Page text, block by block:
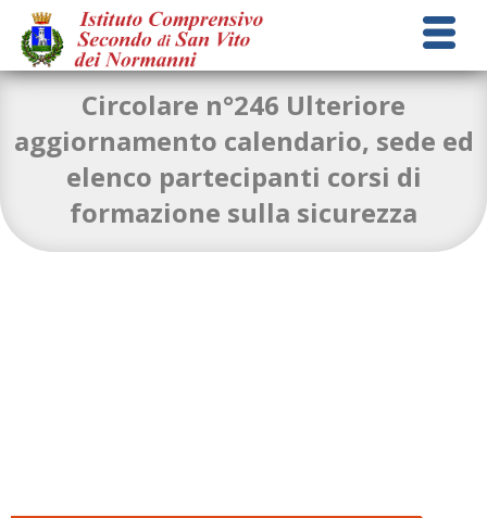
Circolare n°246 Ulteriore
aggiornamento calendario, sede ed
elenco partecipanti corsi di
formazione sulla sicurezza
ULTERIORE AGGIORNAMENTO CORSI FORMAZIONE